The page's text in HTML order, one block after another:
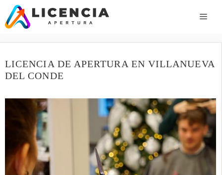
Saltar
contenido
LICENCIA DE APERTURA EN VILLANUEVA
DEL CONDE